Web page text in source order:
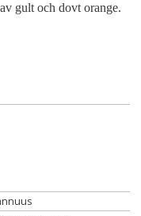
gult och dovt orange.